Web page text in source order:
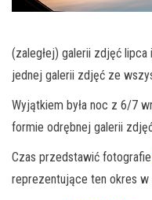
(zaległej) galerii zdjęć lipca
jednej galerii zdjęć ze
Wyjątkiem była noc z 6/7
formie odrębnej galerii
Czas przedstawić fotografie
reprezentujące ten okres